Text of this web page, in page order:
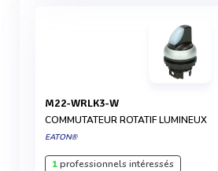
M22-WRLK3-W
COMMUTATEUR ROTATIF LUMINEUX
EATON®
1professionnels intéressés